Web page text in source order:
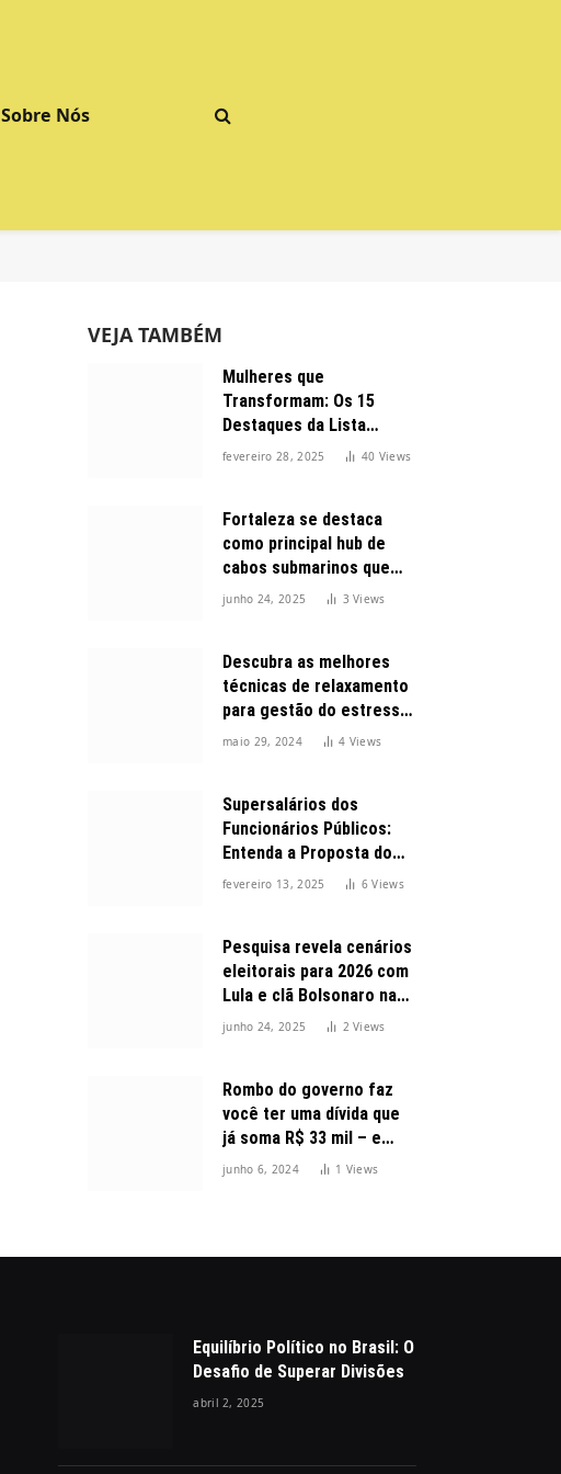
Sobre Nós
VEJA TAMBÉM
Mulheres que
Transformam: Os 15
Destaques da Lista
Forbes 2025 no Brasil
fevereiro 28, 2025 40 Views
Fortaleza se destaca
como principal hub de
cabos submarinos que
conectam o Brasil ao
junho 24, 2025 3Views
Descubra as melhores
técnicas de relaxamento
para gestão do estresse
durante o dia
maio 29, 2024 4 Views
Supersalários dos
Funcionários Públicos:
Entenda a Proposta do
Governo para Limitar
fevereiro 13, 2025 6Views
Pesquisa revela cenários
eleitorais para 2026 com
Lula e clã Bolsonaro na
disputa presidencial
junho 24, 2025 2Views
Rombo do governo faz
você ter uma dívida que
já soma R$ 33 mil – e
cresceu 300%
junho 6, 2024 1 Views
Equilíbrio Político no Brasil: O
Desafio de Superar Divisões
abril 2, 2025